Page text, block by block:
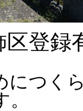
区登録
につく